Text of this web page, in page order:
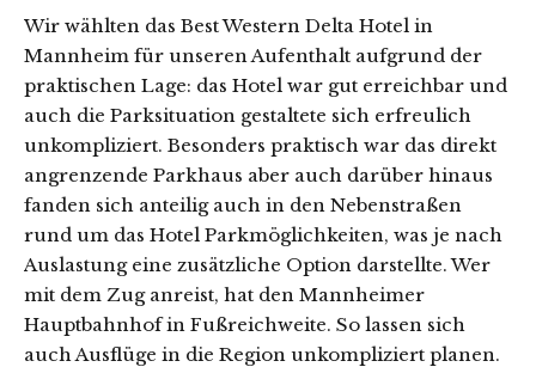
Wir wählten das Best Western Delta Hotel in
Mannheim für unseren Aufenthalt aufgrund der
praktischen Lage: das Hotel war gut erreichbar und
auch die Parksituation gestaltete sich erfreulich
unkompliziert. Besonders praktisch war das direkt
angrenzende Parkhaus aber auch darüber hinaus
fanden sich anteilig auch in den Nebenstraßen
rund um das Hotel Parkmöglichkeiten, was je nach
Auslastung eine zusätzliche Option darstellte. Wer
mit dem Zug anreist, hat den Mannheimer
Hauptbahnhof in Fußreichweite. So lassen sich
auch Ausflüge in die Region unkompliziert planen.